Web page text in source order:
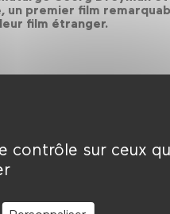
contrôle sur ceux
premier film
film étranger.